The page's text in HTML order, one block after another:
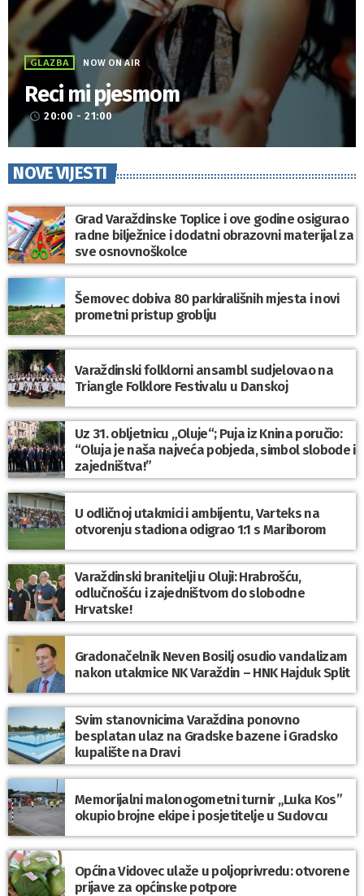
GLAZBA NOW ON AIR
Reci mi pjesmom
access_time 20:00 - 21:00
NOVE VIJESTI
Grad Varaždinske Toplice i ove godine osigurao
radne bilježnice i dodatni obrazovni materijal za
sve osnovnoškolce
Šemovec dobiva 80 parkirališnih mjesta i novi
prometni pristup groblju
Varaždinski folklorni ansambl sudjelovao na
Triangle Folklore Festivalu u Danskoj
Uz 31. obljetnicu „Oluje“; Puja iz Knina poručio:
“Oluja je naša najveća pobjeda, simbol slobode i
zajedništva!”
U odličnoj utakmici i ambijentu, Varteks na
otvorenju stadiona odigrao 1:1 s Mariborom
Varaždinski branitelji u Oluji: Hrabrošću,
odlučnošću i zajedništvom do slobodne
Hrvatske!
Gradonačelnik Neven Bosilj osudio vandalizam
nakon utakmice NK Varaždin – HNK Hajduk Split
Svim stanovnicima Varaždina ponovno
besplatan ulaz na Gradske bazene i Gradsko
kupalište na Dravi
Memorijalni malonogometni turnir „Luka Kos”
okupio brojne ekipe i posjetitelje u Sudovcu
Općina Vidovec ulaže u poljoprivredu: otvorene
prijave za općinske potpore